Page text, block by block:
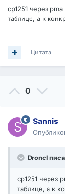
cp1251 через
таблице, а к
Цитата
0
Sannis
Droncl
cp1251 через
таблице, а к